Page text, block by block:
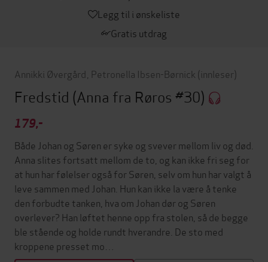
Legg til i ønskeliste
Gratis utdrag
Annikki Øvergård Petronella Ibsen-Børnick (innleser)
Fredstid (Anna fra Røros #30)
179,-
Både Johan og Søren er syke og svever mellom liv og død.
Anna slites fortsatt mellom de to, og kan ikke fri seg for
at hun har følelser også for Søren, selv om hun har valgt å
leve sammen med Johan. Hun kan ikke la være å tenke
den forbudte tanken, hva om Johan dør og Søren
overlever? Han løftet henne opp fra stolen, så de begge
ble stående og holde rundt hverandre. De sto med
kroppene presset mo…